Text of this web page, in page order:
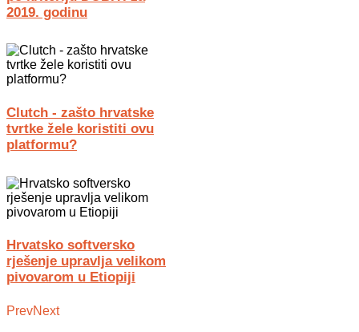
2019. godinu
Clutch - zašto hrvatske
tvrtke žele koristiti ovu
platformu?
Hrvatsko softversko
rješenje upravlja velikom
pivovarom u Etiopiji
PrevNext